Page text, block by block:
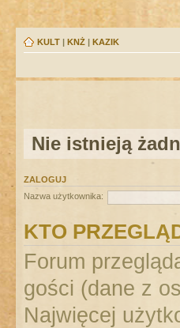
KULT | KNŻ | KAZIK
Nie istnieją
ZALOGUJ
Nazwa użytkownika:
KTO
Forum
gości (dane z
Najwięcej